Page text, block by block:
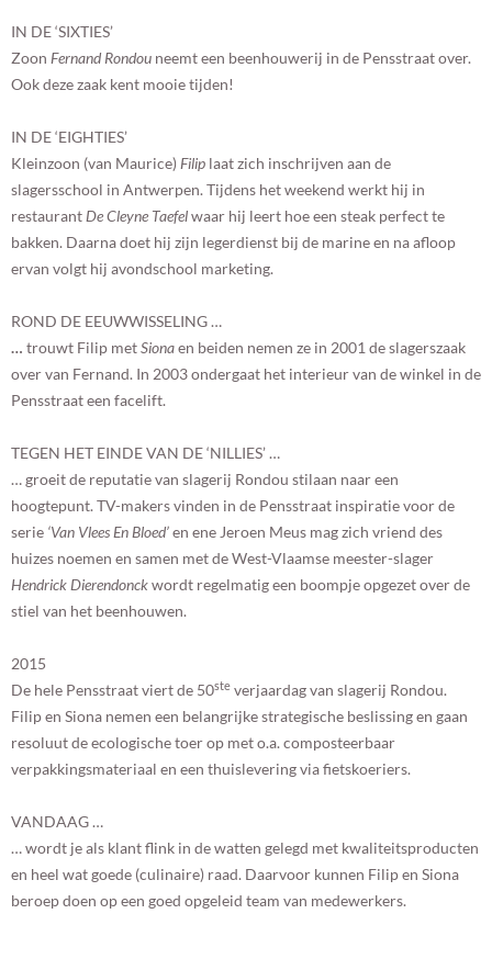
IN DE ‘SIXTIES’
Zoon Fernand Rondou neemt een beenhouwerij in de Pensstraat over.
Ook deze zaak kent mooie tijden!
IN DE ‘EIGHTIES’
Kleinzoon (van Maurice) Filip laat zich inschrijven aan de
slagersschool in Antwerpen. Tijdens het weekend werkt hij in
restaurant De Cleyne Taefelwaar hij leert hoe een steak perfect te
bakken. Daarna doet hij zijn legerdienst bij de marine en na afloop
ervan volgt hij avondschool marketing.
ROND DE EEUWWISSELING …
… trouwt Filip metSionaen beiden nemen ze in 2001 de slagerszaak
over van Fernand. In 2003 ondergaat het interieur van de winkel in de
Pensstraat een facelift.
TEGEN HET EINDE VAN DE ‘NILLIES’ …
… groeit de reputatie van slagerij Rondou stilaan naar een
hoogtepunt. TV-makers vinden in de Pensstraat inspiratie voor de
serie ‘Van Vlees En Bloed’en ene Jeroen Meus mag zich vriend des
huizes noemen en samen met de West-Vlaamse meester-slager
Hendrick Dierendonckwordt regelmatig een boompje opgezet over de
stiel van het beenhouwen.
2015
De hele Pensstraat viert de 50ste verjaardag van slagerij Rondou.
Filip en Siona nemen een belangrijke strategische beslissing en gaan
resoluut de ecologische toer op met o.a. composteerbaar
verpakkingsmateriaal en een thuislevering via fietskoeriers.
VANDAAG …
… wordt je als klant flink in de watten gelegd met kwaliteitsproducten
en heel wat goede (culinaire) raad. Daarvoor kunnen Filip en Siona
beroep doen op een goed opgeleid team van medewerkers.